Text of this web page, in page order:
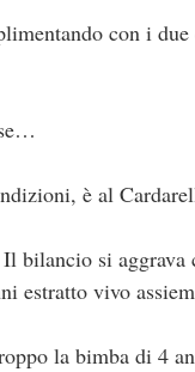
con i
è al
bilancio si
estratto vivo
la bimba di 4